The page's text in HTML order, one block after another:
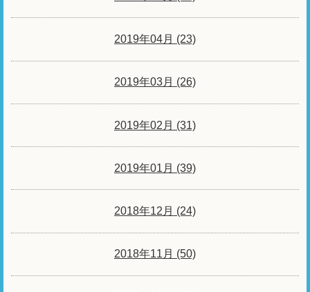
2019年04月 (23)
2019年03月 (26)
2019年02月 (31)
2019年01月 (39)
2018年12月 (24)
2018年11月 (50)